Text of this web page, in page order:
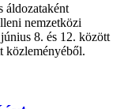
áldozataként
nemzetközi
8. és 12. között
közleményéből.